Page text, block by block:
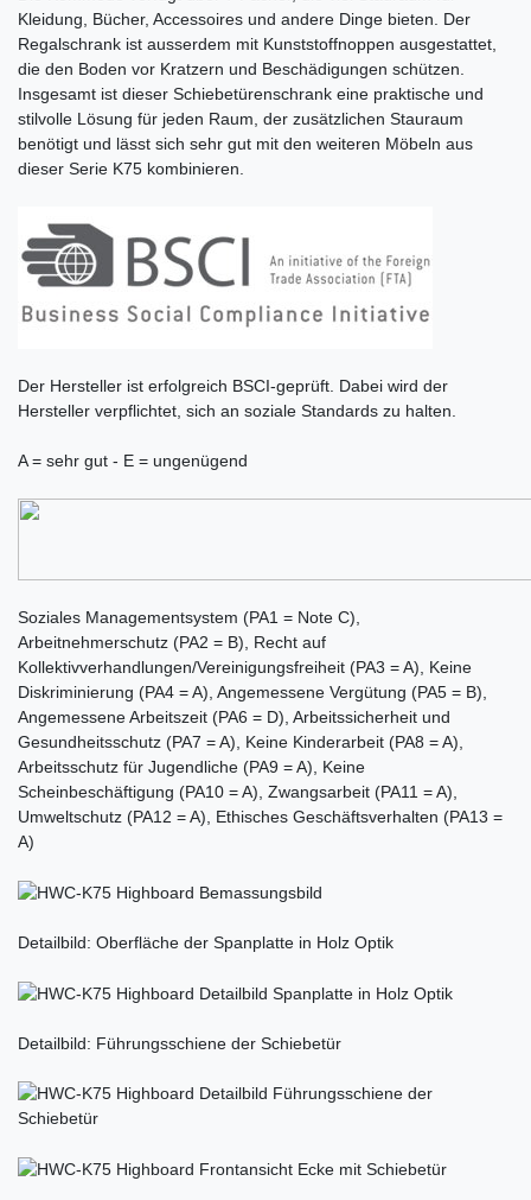
Kleidung, Bücher, Accessoires und andere Dinge bieten. Der
Regalschrank ist ausserdem mit Kunststoffnoppen ausgestattet,
die den Boden vor Kratzern und Beschädigungen schützen.
Insgesamt ist dieser Schiebetürenschrank eine praktische und
stilvolle Lösung für jeden Raum, der zusätzlichen Stauraum
benötigt und lässt sich sehr gut mit den weiteren Möbeln aus
dieser Serie K75 kombinieren.
Der Hersteller ist erfolgreich BSCI-geprüft. Dabei wird der
Hersteller verpflichtet, sich an soziale Standards zu halten.
A = sehr gut - E = ungenügend
Soziales Managementsystem (PA1 = Note C),
Arbeitnehmerschutz (PA2 = B), Recht auf
Kollektivverhandlungen/Vereinigungsfreiheit (PA3 = A), Keine
Diskriminierung (PA4 = A), Angemessene Vergütung (PA5 = B),
Angemessene Arbeitszeit (PA6 = D), Arbeitssicherheit und
Gesundheitsschutz (PA7 = A), Keine Kinderarbeit (PA8 = A),
Arbeitsschutz für Jugendliche (PA9 = A), Keine
Scheinbeschäftigung (PA10 = A), Zwangsarbeit (PA11 = A),
Umweltschutz (PA12 = A), Ethisches Geschäftsverhalten (PA13 =
A)
Detailbild: Oberfläche der Spanplatte in Holz Optik
Detailbild: Führungsschiene der Schiebetür